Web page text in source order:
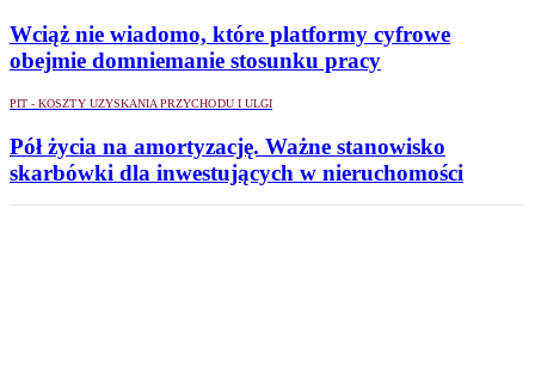
Wciąż nie wiadomo, które platformy cyfrowe
obejmie domniemanie stosunku pracy
PIT - KOSZTY UZYSKANIA PRZYCHODU I ULGI
Pół życia na amortyzację. Ważne stanowisko
skarbówki dla inwestujących w nieruchomości